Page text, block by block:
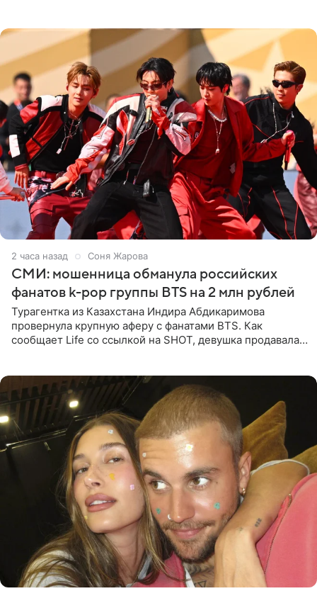
2 часа назад Соня Жарова
СМИ: мошенница обманула российских
фанатов k-pop группы BTS на 2 млн рублей
Турагентка из Казахстана Индира Абдикаримова
провернула крупную аферу с фанатами BTS. Как
сообщает Life со ссылкой на SHOT, девушка продавала